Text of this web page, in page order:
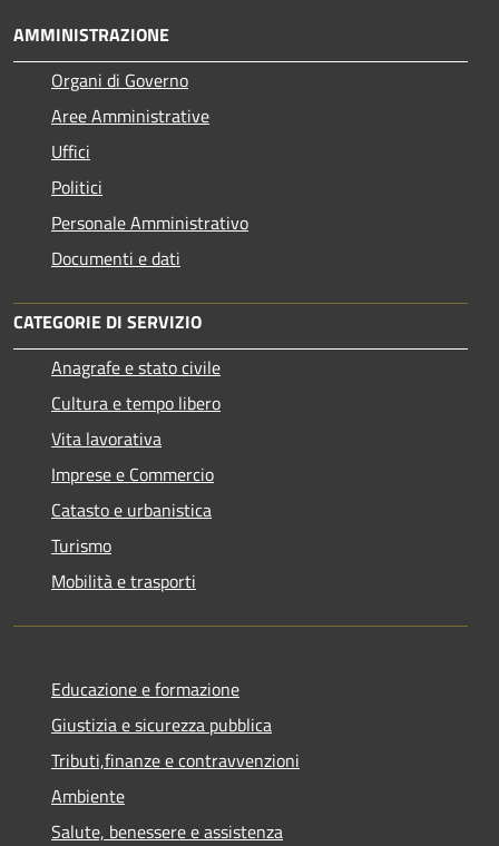
AMMINISTRAZIONE
Organi di Governo
Aree Amministrative
Uffici
Politici
Personale Amministrativo
Documenti e dati
CATEGORIE DI SERVIZIO
Anagrafe e stato civile
Cultura e tempo libero
Vita lavorativa
Imprese e Commercio
Catasto e urbanistica
Turismo
Mobilità e trasporti
Educazione e formazione
Giustizia e sicurezza pubblica
Tributi,finanze e contravvenzioni
Ambiente
Salute, benessere e assistenza